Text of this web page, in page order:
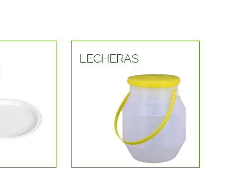
LECHERAS